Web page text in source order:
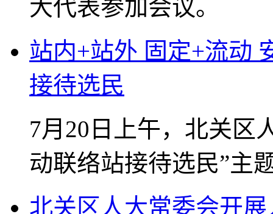
大代表参加会议。
站内+站外 固定+流动
接待选民
7月20日上午，北关区
动联络站接待选民”主
北关区人大常委会开